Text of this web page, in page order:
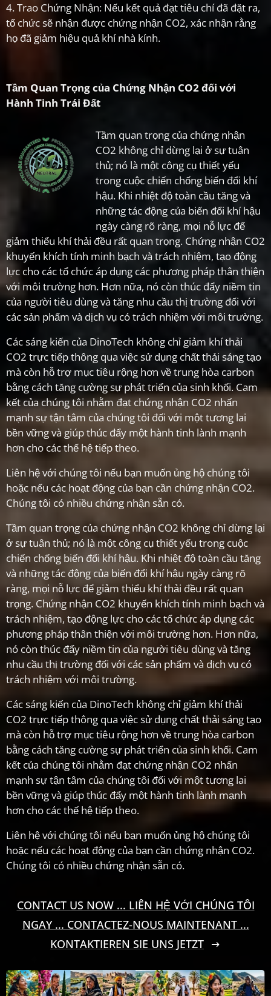
4. Trao Chứng Nhận: Nếu kết quả đạt tiêu chí đã đặt ra,
tổ chức sẽ nhận được chứng nhận CO2, xác nhận rằng
họ đã giảm hiệu quả khí nhà kính.
Tầm Quan Trọng của Chứng Nhận CO2 đối với
Hành Tinh Trái Đất
Tầm quan trọng của chứng nhận
CO2 không chỉ dừng lại ở sự tuân
thủ; nó là một công cụ thiết yếu
trong cuộc chiến chống biến đổi khí
hậu. Khi nhiệt độ toàn cầu tăng và
những tác động của biến đổi khí hậu
ngày càng rõ ràng, mọi nỗ lực để
giảm thiểu khí thải đều rất quan trọng. Chứng nhận CO2
khuyến khích tính minh bạch và trách nhiệm, tạo động
lực cho các tổ chức áp dụng các phương pháp thân thiện
với môi trường hơn. Hơn nữa, nó còn thúc đẩy niềm tin
của người tiêu dùng và tăng nhu cầu thị trường đối với
các sản phẩm và dịch vụ có trách nhiệm với môi trường.
Các sáng kiến của DinoTech không chỉ giảm khí thải
CO2 trực tiếp thông qua việc sử dụng chất thải sáng tạo
mà còn hỗ trợ mục tiêu rộng hơn về trung hòa carbon
bằng cách tăng cường sự phát triển của sinh khối. Cam
kết của chúng tôi nhằm đạt chứng nhận CO2 nhấn
mạnh sự tận tâm của chúng tôi đối với một tương lai
bền vững và giúp thúc đẩy một hành tinh lành mạnh
hơn cho các thế hệ tiếp theo.
Liên hệ với chúng tôi nếu bạn muốn ủng hộ chúng tôi
hoặc nếu các hoạt động của bạn cần chứng nhận CO2.
Chúng tôi có nhiều chứng nhận sẵn có.
Tầm quan trọng của chứng nhận CO2 không chỉ dừng lại
ở sự tuân thủ; nó là một công cụ thiết yếu trong cuộc
chiến chống biến đổi khí hậu. Khi nhiệt độ toàn cầu tăng
và những tác động của biến đổi khí hậu ngày càng rõ
ràng, mọi nỗ lực để giảm thiểu khí thải đều rất quan
trọng. Chứng nhận CO2 khuyến khích tính minh bạch và
trách nhiệm, tạo động lực cho các tổ chức áp dụng các
phương pháp thân thiện với môi trường hơn. Hơn nữa,
nó còn thúc đẩy niềm tin của người tiêu dùng và tăng
nhu cầu thị trường đối với các sản phẩm và dịch vụ có
trách nhiệm với môi trường.
Các sáng kiến của DinoTech không chỉ giảm khí thải
CO2 trực tiếp thông qua việc sử dụng chất thải sáng tạo
mà còn hỗ trợ mục tiêu rộng hơn về trung hòa carbon
bằng cách tăng cường sự phát triển của sinh khối. Cam
kết của chúng tôi nhằm đạt chứng nhận CO2 nhấn
mạnh sự tận tâm của chúng tôi đối với một tương lai
bền vững và giúp thúc đẩy một hành tinh lành mạnh
hơn cho các thế hệ tiếp theo.
Liên hệ với chúng tôi nếu bạn muốn ủng hộ chúng tôi
hoặc nếu các hoạt động của bạn cần chứng nhận CO2.
Chúng tôi có nhiều chứng nhận sẵn có.
CONTACT US NOW ... LIÊN HỆ VỚI CHÚNG TÔI
NGAY ... CONTACTEZ-NOUS MAINTENANT ...
KONTAKTIEREN SIE UNS JETZT